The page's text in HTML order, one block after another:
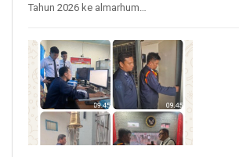
Tahun 2026 ke almarhum…